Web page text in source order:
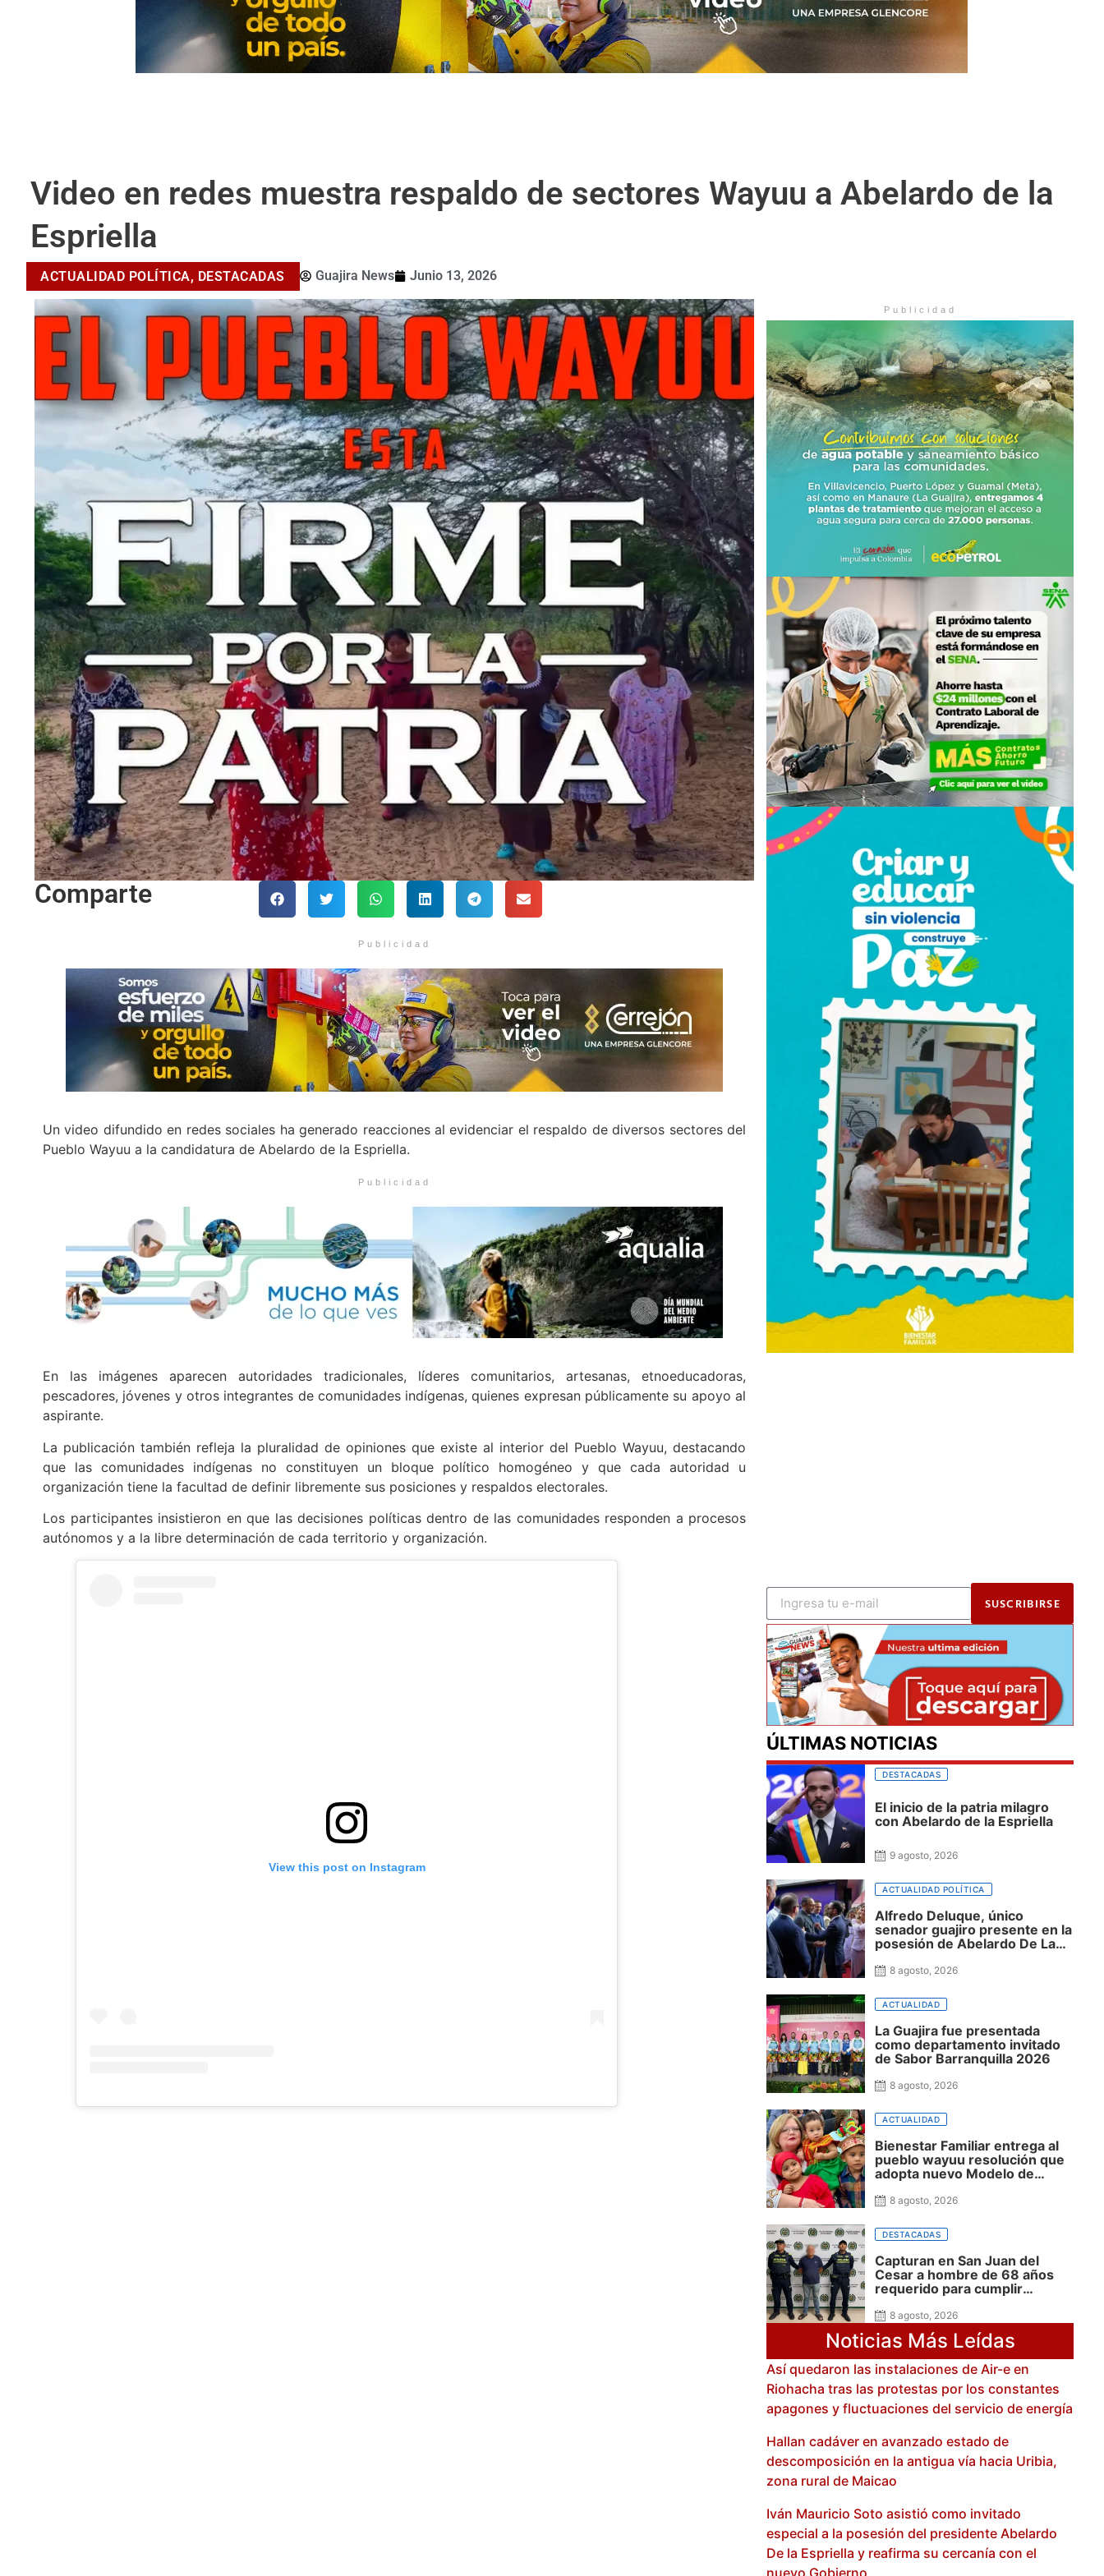
Video en redes muestra respaldo de sectores Wayuu a Abelardo de la
Espriella
ACTUALIDAD POLÍTICA, DESTACADAS Guajira News Junio 13, 2026
Comparte
Publicidad
Un video difundido en redes sociales ha generado reacciones al evidenciar el respaldo de diversos sectores del
Pueblo Wayuu a la candidatura de Abelardo de la Espriella.
Publicidad
En las imágenes aparecen autoridades tradicionales, líderes comunitarios, artesanas, etnoeducadoras,
pescadores, jóvenes y otros integrantes de comunidades indígenas, quienes expresan públicamente su apoyo al
aspirante.
La publicación también refleja la pluralidad de opiniones que existe al interior del Pueblo Wayuu, destacando
que las comunidades indígenas no constituyen un bloque político homogéneo y que cada autoridad u
organización tiene la facultad de definir libremente sus posiciones y respaldos electorales.
Los participantes insistieron en que las decisiones políticas dentro de las comunidades responden a procesos
autónomos y a la libre determinación de cada territorio y organización.
View this post on Instagram
Publicidad
SUSCRIBIRSE
ÚLTIMAS NOTICIAS
DESTACADAS
El inicio de la patria milagro
con Abelardo de la Espriella
9 agosto, 2026
ACTUALIDAD POLÍTICA
Alfredo Deluque, único
senador guajiro presente en la
posesión de Abelardo De La
con el nuevo presidente y
Guajira
8 agosto, 2026
ACTUALIDAD
La Guajira fue presentada
como departamento invitado
de Sabor Barranquilla 2026
8 agosto, 2026
ACTUALIDAD
Bienestar Familiar entrega al
pueblo wayuu resolución que
adopta nuevo Modelo de
8 agosto, 2026
DESTACADAS
Capturan en San Juan del
Cesar a hombre de 68 años
requerido para cumplir
delinquir y tráfico de drogas
8 agosto, 2026
Noticias Más Leídas
Así quedaron las instalaciones de Air-e en
Riohacha tras las protestas por los constantes
apagones y fluctuaciones del servicio de energía
Hallan cadáver en avanzado estado de
descomposición en la antigua vía hacia Uribia,
zona rural de Maicao
Iván Mauricio Soto asistió como invitado
especial a la posesión del presidente Abelardo
De la Espriella y reafirma su cercanía con el